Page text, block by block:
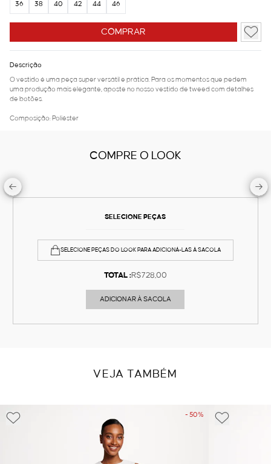
COMPRAR
36 38 40 42 44 46
Descrição
O vestido é uma peça super versátil e prática. Para os momentos que pedem
uma produção mais elegante, aposte no nosso vestido de tweed com detalhes
de botões.
Composição: Poliéster
COMPRE O LOOK
SELECIONE PEÇAS
SELECIONE PEÇAS DO LOOK PARA ADICIONÁ-LAS À SACOLA
TOTAL :R$728,00
ADICIONAR À SACOLA
VEJA TAMBÉM
- 50%